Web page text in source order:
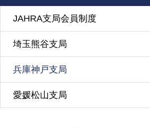
JAHRA支局会員制度
埼玉熊谷支局
兵庫神戸支局
愛媛松山支局